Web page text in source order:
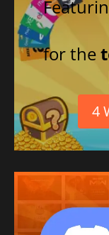
for the
4